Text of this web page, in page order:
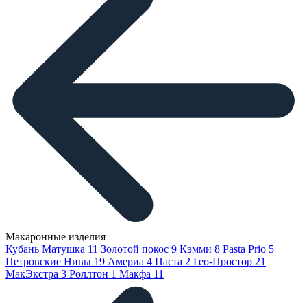
Макаронные изделия
Кубань Матушка 11 Золотой покос 9 Кэмми 8 Pasta Prio 5
Петровские Нивы 19 Америа 4 Паста 2 Гео-Простор 21
МакЭкстра 3 Роллтон 1 Макфа 11